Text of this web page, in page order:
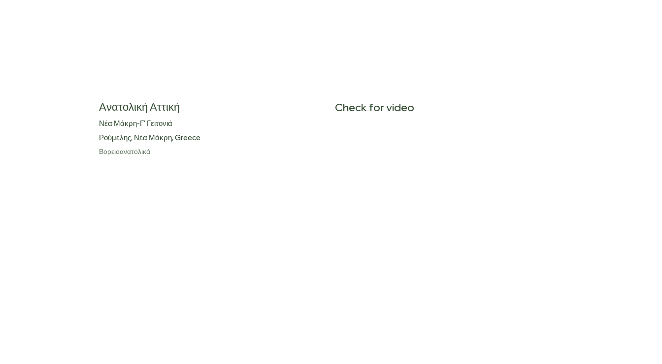
Ανατολική Αττική
Νέα Μάκρη-Γ' Γειτονιά
Ρούμελης, Νέα Μάκρη, Greece
Βορειοανατολικά
Check for video